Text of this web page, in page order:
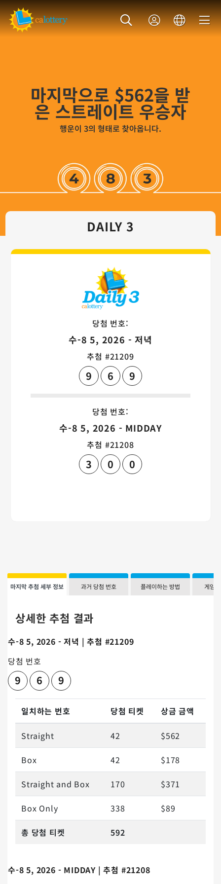
마지막으로 $562을 받
은 스트레이트 우승자
행운이 3의 형태로 찾아옵니다.
DAILY 3
Daily 3 게임 카
당첨 번호:
수-8 5, 2026 - 저녁
추첨 #21209
9 6 9
당첨 번호:
수-8 5, 2026 - MIDDAY
추첨 #21208
3 0 0
마지막 추첨 세부 정보 과거 당첨 번호 플레이하는 방법 게임
상세한 추첨 결과
수-8 5, 2026 - 저녁 | 추첨 #21209
당첨 번호
9 6 9
일치하는 번호 당첨 티켓 상금 금액
Straight 42 $562
Box 42 $178
Straight and Box 170 $371
Box Only 338 $89
총 당첨 티켓 592
수-8 5, 2026 - MIDDAY | 추첨 #21208